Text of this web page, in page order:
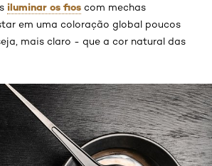
iluminar os fios com mechas
em uma coloração global poucos
mais claro - que a cor natural das